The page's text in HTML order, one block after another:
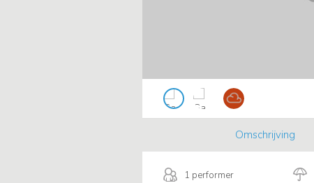
Omschrijving
1 performer